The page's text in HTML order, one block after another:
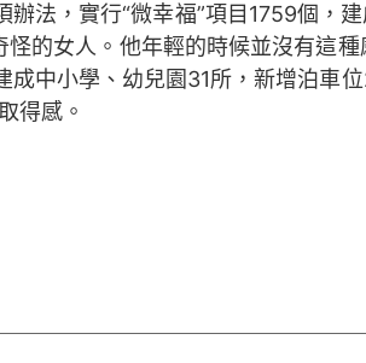
法，實行“微幸福”項目1759個，
的女人。他年輕的時候並沒有這
中小學、幼兒園31所，新增泊車
得感。